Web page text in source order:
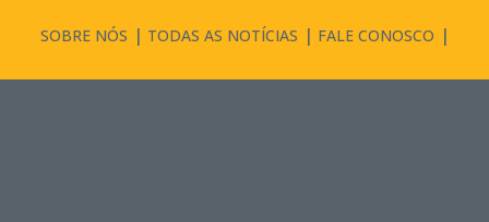
SOBRE NÓS TODAS AS NOTÍCIAS FALE CONOSCO